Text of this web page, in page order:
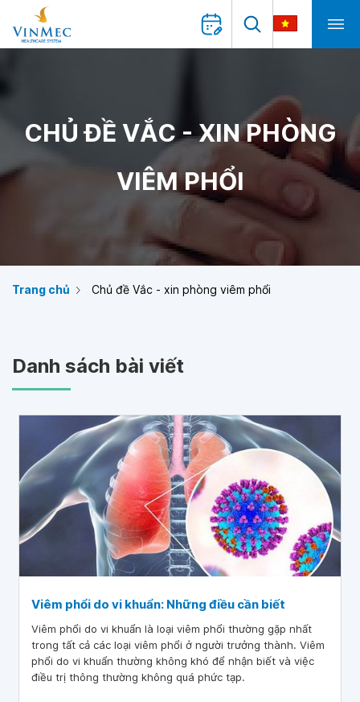
CHỦ ĐỀ VẮC - XIN PHÒNG
VIÊM PHỔI
Trang chủ Chủ đề Vắc - xin phòng viêm phổi
Danh sách bài viết
Viêm phổi do vi khuẩn: Những điều cần biết
Viêm phổi do vi khuẩn là loại viêm phổi thường gặp nhất
trong tất cả các loại viêm phổi ở người trưởng thành. Viêm
phổi do vi khuẩn thường không khó để nhận biết và việc
điều trị thông thường không quá phức tạp.